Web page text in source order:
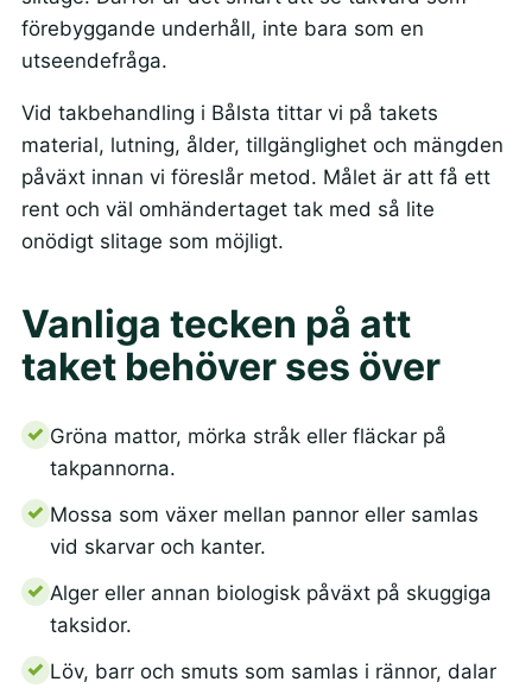
förebyggande underhåll, inte bara som en
utseendefråga.
Vid takbehandling i Bålsta tittar vi på takets
material, lutning, ålder, tillgänglighet och mängden
påväxt innan vi föreslår metod. Målet är att få ett
rent och väl omhändertaget tak med så lite
onödigt slitage som möjligt.
Vanliga tecken på att
taket behöver ses över
Gröna mattor, mörka stråk eller fläckar på
takpannorna.
Mossa som växer mellan pannor eller samlas
vid skarvar och kanter.
Alger eller annan biologisk påväxt på skuggiga
taksidor.
Löv, barr och smuts som samlas i rännor, dalar